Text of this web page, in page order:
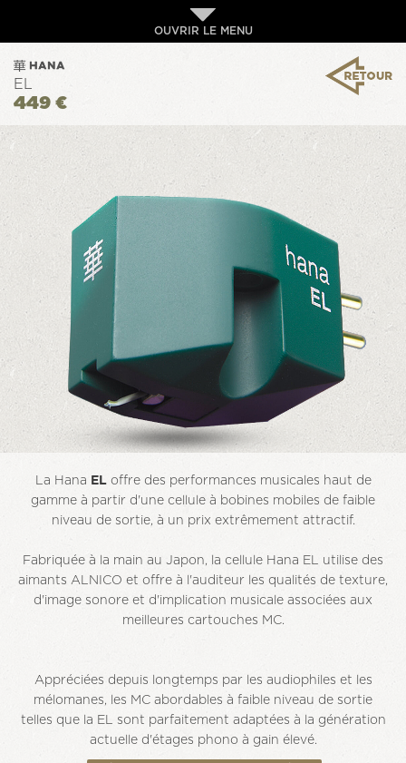
OUVRIR LE MENU
EL
449 €
La Hana ELoffre des performances musicales haut de
gamme à partir d'une cellule à bobines mobiles de faible
niveau de sortie, à un prix extrêmement attractif.
Fabriquée à la main au Japon, la cellule Hana EL utilise des
aimants ALNICO et offre à l'auditeur les qualités de texture,
d'image sonore et d'implication musicale associées aux
meilleures cartouches MC.
Appréciées depuis longtemps par les audiophiles et les
mélomanes, les MC abordables à faible niveau de sortie
telles que la EL sont parfaitement adaptées à la génération
actuelle d'étages phono à gain élevé.